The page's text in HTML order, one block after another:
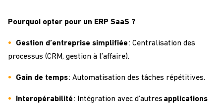
Pourquoi opter pour un ERP SaaS ?
Gestion d’entreprise simplifiée: Centralisation des
processus (CRM, gestion à l’affaire).
Gain de temps: Automatisation des tâches répétitives.
Interopérabilité: Intégration avec d’autres applications